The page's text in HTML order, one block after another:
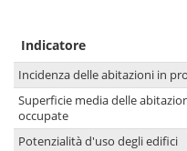
Indicatore
Incidenza delle abitazioni in
Superficie media delle
occupate
Potenzialità d'uso degli edifici